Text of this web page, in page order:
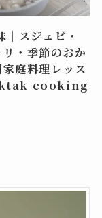
｜スジェビ・
・季節のおか
庭料理レッス
cooking